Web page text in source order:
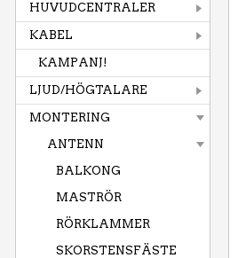
HUVUDCENTRALER
KABEL
KAMPANJ!
LJUD/HÖGTALARE
MONTERING
ANTENN
BALKONG
MASTRÖR
RÖRKLAMMER
SKORSTENSFÄSTE